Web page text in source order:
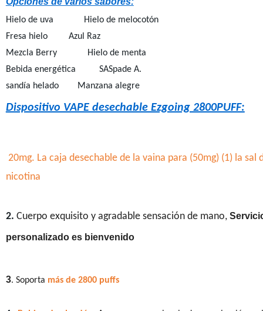
Hielo de uva Hielo de melocotón
Fresa hielo Azul Raz
Mezcla Berry Hielo de menta
Bebida energética SASpade A.
sandía helado Manzana alegre
Dispositivo VAPE desechable Ezgoing 2800PUFF:
20mg. La caja desechable de la vaina para (50mg) (1) la sal
nicotina
2. Cuerpo exquisito y agradable sensación de mano,
personalizado es bienvenido
3. Soporta más de 2800puffs